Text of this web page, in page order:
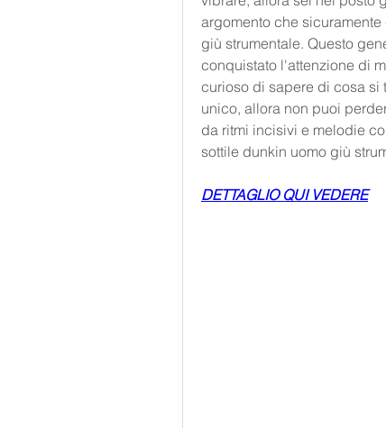
argomento che
giù strumentale. Questo
conquistato l'attenzione di
curioso di sapere di cosa si
unico, allora non puoi
da ritmi incisivi e melodie
sottile dunkin uomo giù
DETTAGLIO QUI VEDERE